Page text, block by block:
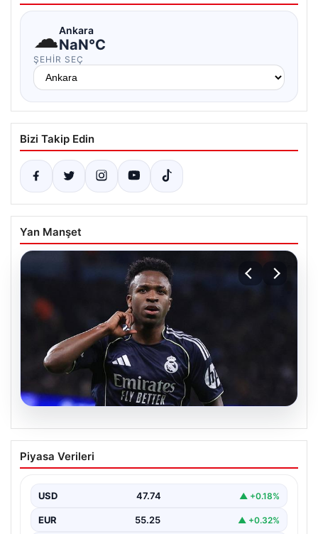
☁Ankara
NaN°C
ŞEHIR SEÇ
Bizi Takip Edin
Yan Manşet
07.08.2026
Vinicius Jr. Real Madrid ile geleceğini
güvence altına aldı
Vinicius Junior için beklenen karar açıklandı. Real
Madrid,…
Piyasa Verileri
USD 47.74 ▲ +0.18%
EUR 55.25 ▲ +0.32%